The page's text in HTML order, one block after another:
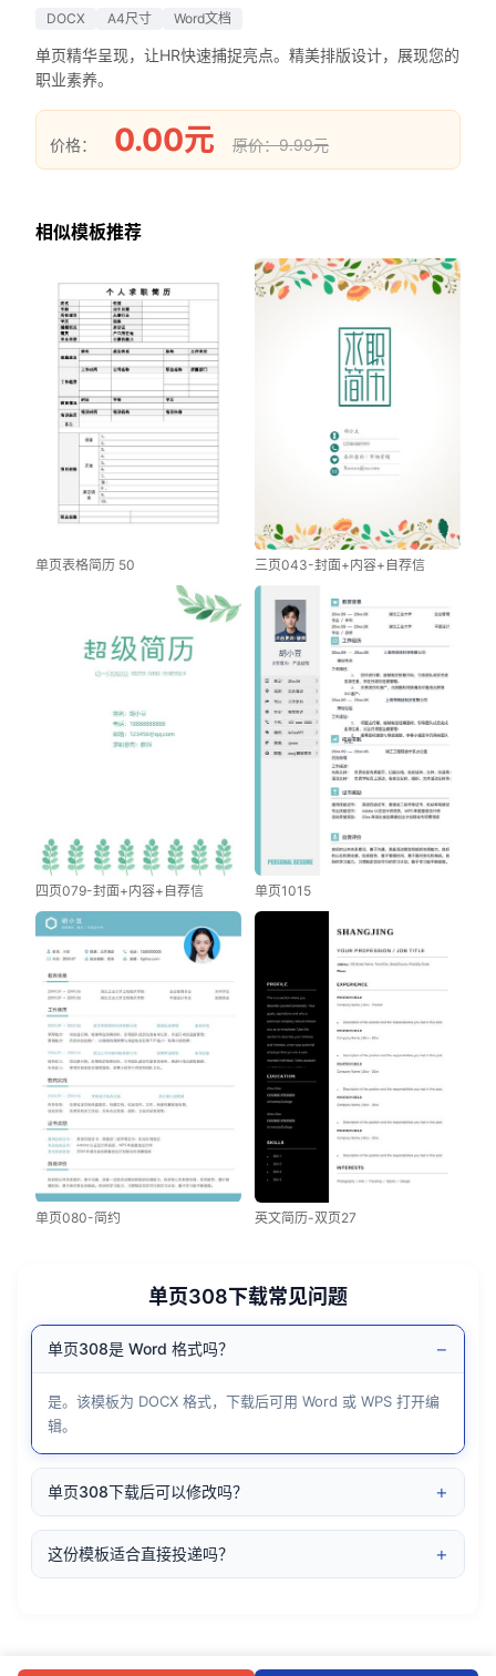
DOCX A4尺寸 Word文档
单页精华呈现，让HR快速捕捉亮点。精美排版设计，展现您的
职业素养。
价格： 0.00元 原价：9.99元
相似模板推荐
单页表格简历 50 三页043-封面+内容+自荐信
四页079-封面+内容+自荐信 单页1015
单页080-简约 英文简历-双页27
单页308下载常见问题
单页308是 Word 格式吗？ −
是。该模板为 DOCX 格式，下载后可用 Word 或 WPS 打开编
辑。
单页308下载后可以修改吗？ +
这份模板适合直接投递吗？ +